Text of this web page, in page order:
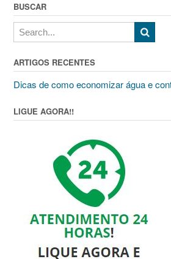
BUSCAR
ARTIGOS RECENTES
Dicas de como economizar água e
LIGUE AGORA!!